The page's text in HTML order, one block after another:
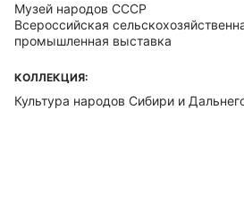
Музей народов СССР
Всероссийская
промышленная выставка
КОЛЛЕКЦИЯ:
Культура народов Сибири и